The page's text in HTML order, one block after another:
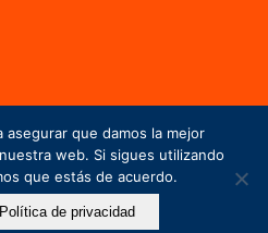
asegurar que damos la mejor
web. Si sigues utilizando
que estás de acuerdo.
Política de privacidad